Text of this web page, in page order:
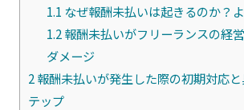
1.1 なぜ報酬未払いは起きるのか？
1.2報酬未払いがフリーランスの経
ダメージ
2報酬未払いが発生した際の初期対応
テップ